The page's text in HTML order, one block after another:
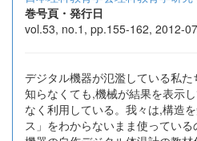
巻号頁・発行日
vol.53, no.1, pp.155-162, 2012-07
デジタル機器が氾濫している私
知らなくても,機械が結果を表示
なく利用している。我々は,構造
ス」をわからないまま使ってい